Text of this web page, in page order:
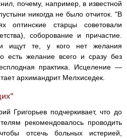
почему, например, в известной
никогда не было отчиток. "В
оптинские старцы советовали
соборование и причастие.
ищут те, у кого нет желания
есть желание всего и сразу без
практика. Исцеление —
архимандрит Мелхиседек.
Григорьев подчеркивает, что до
рекомендовалось проводить
отсечь больных истерией,